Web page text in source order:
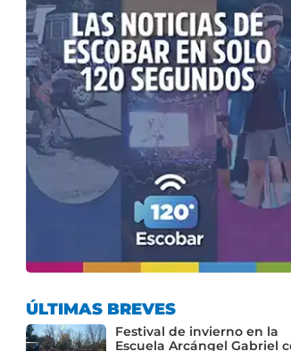
ÚLTIMAS BREVES
Festival de invierno en la
Escuela Arcángel Gabriel